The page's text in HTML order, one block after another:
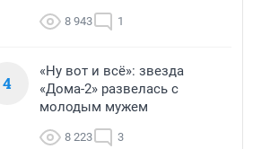
8 943 1
4
«Ну вот и всё»: звезда
«Дома-2» развелась с
молодым мужем
8 223 3